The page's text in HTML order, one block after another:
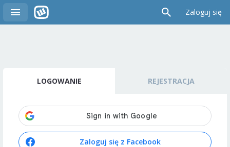
Zaloguj się
LOGOWANIE REJESTRACJA
Zaloguj się z Facebook